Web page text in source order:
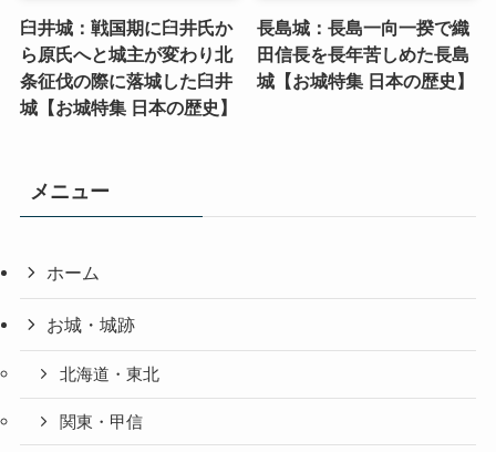
臼井城：戦国期に臼井氏か
ら原氏へと城主が変わり北
条征伐の際に落城した臼井
城【お城特集 日本の歴史】
長島城：長島一向一揆で織
田信長を長年苦しめた長島
城【お城特集 日本の歴史】
メニュー
ホーム
お城・城跡
北海道・東北
関東・甲信